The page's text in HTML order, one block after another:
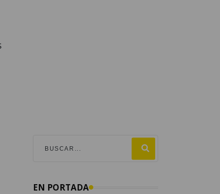
EN PORTADA